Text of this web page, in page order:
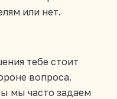
или нет.
тебе стоит
вопроса.
мы часто задаем